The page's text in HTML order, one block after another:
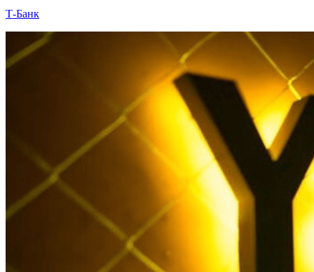
Т-Банк